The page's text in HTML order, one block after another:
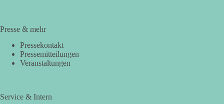
Presse & mehr
Pressekontakt
Pressemitteilungen
Veranstaltungen
Service & Intern